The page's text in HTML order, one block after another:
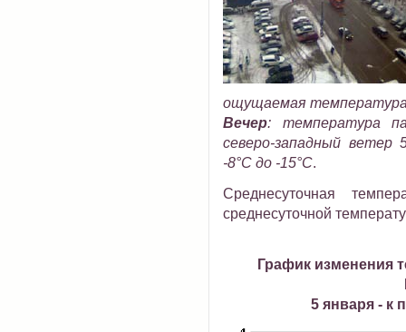
ощущаемая температура
Вечер: температура
северо-западный
-8°C до -15°C.
Среднесуточная
среднесуточной
График изменения
5 января - к